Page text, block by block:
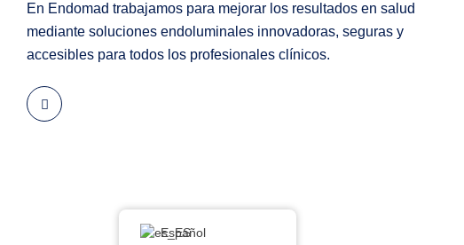
En Endomad trabajamos para mejorar los resultados en salud
mediante soluciones endoluminales innovadoras, seguras y
accesibles para todos los profesionales clínicos.
Español